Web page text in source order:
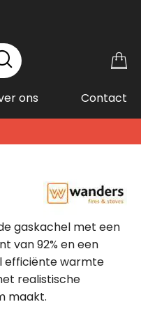
ons Contact
gaskachel met een
van 92% en een
efficiënte warmte
realistische
maakt.